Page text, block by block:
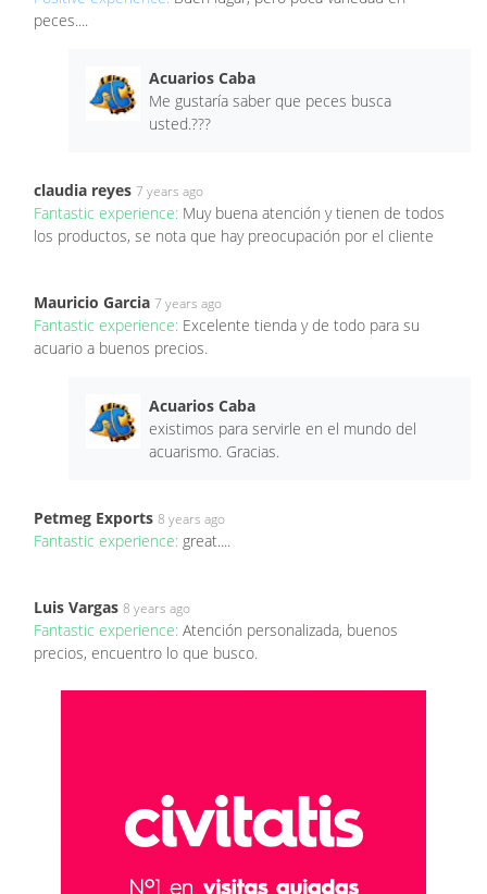
peces....
Acuarios Caba
Me gustaría saber que peces busca
usted.???
claudia reyes 7 years ago
Fantastic experience: Muy buena atención y tienen de todos
los productos, se nota que hay preocupación por el cliente
Mauricio Garcia 7 years ago
Fantastic experience: Excelente tienda y de todo para su
acuario a buenos precios.
Acuarios Caba
existimos para servirle en el mundo del
acuarismo. Gracias.
Petmeg Exports 8 years ago
Fantastic experience: great....
Luis Vargas 8 years ago
Fantastic experience: Atención personalizada, buenos
precios, encuentro lo que busco.